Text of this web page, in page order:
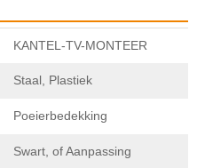
KANTEL-TV-MONTEER
Staal, Plastiek
Poeierbedekking
Swart, of Aanpassing